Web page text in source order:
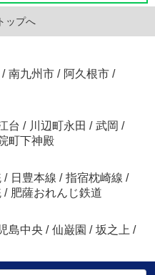
ップへ
/ 南九州市 / 阿久根市 /
台 / 川辺町永田 / 武岡 /
町下神殿
/ 日豊本線 / 指宿枕崎線 /
/ 肥薩おれんじ鉄道
島中央 / 仙巌園 / 坂之上 /